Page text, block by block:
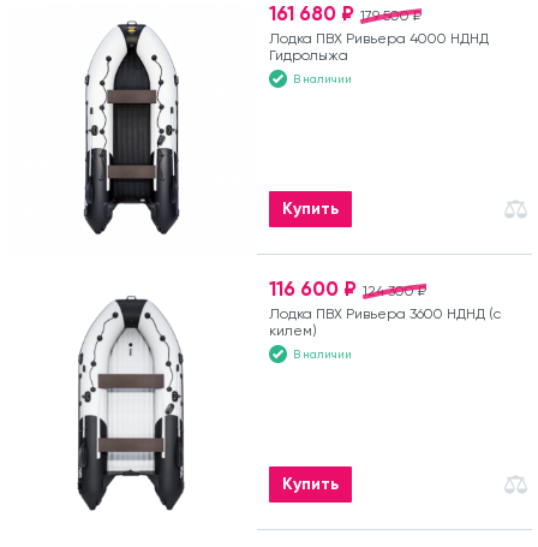
179 500 ₽
161 680 ₽
Лодка ПВХ Ривьера 4000 НДНД
Гидролыжа
В наличии
Купить
124 300 ₽
116 600 ₽
Лодка ПВХ Ривьера 3600 НДНД (с
килем)
В наличии
Купить